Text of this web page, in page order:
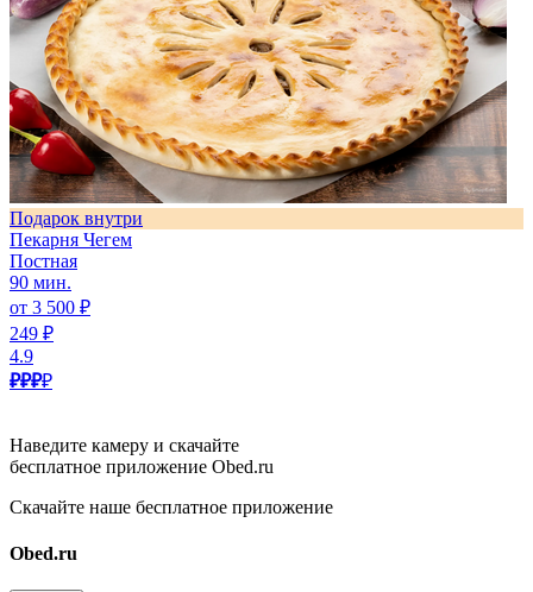
Подарок внутри
Пекарня Чегем
Постная
90 мин.
от 3 500 ₽
249 ₽
4.9
₽₽₽₽
Наведите камеру и скачайте
бесплатное приложение Obed.ru
Скачайте наше бесплатное приложение
Obed.ru